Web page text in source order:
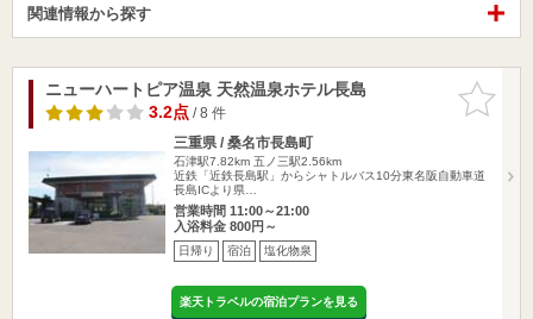
関連情報から探す
お気に入
りに追加
ニューハートピア温泉 天然温泉ホテル長島
3.2点/ 8 件
三重県 / 桑名市長島町
石津駅7.82km 五ノ三駅2.56km
近鉄「近鉄長島駅」からシャトルバス10分東名阪自動車道
長島ICより県…
営業時間 11:00～21:00
入浴料金 800円～
日帰り 宿泊 塩化物泉
楽天トラベルの宿泊プランを見る